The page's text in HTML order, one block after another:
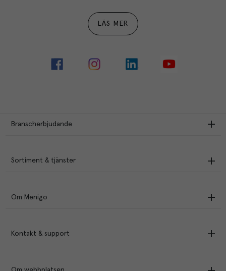
LÄS MER
Branscherbjudande
Sortiment & tjänster
Om Menigo
Kontakt & support